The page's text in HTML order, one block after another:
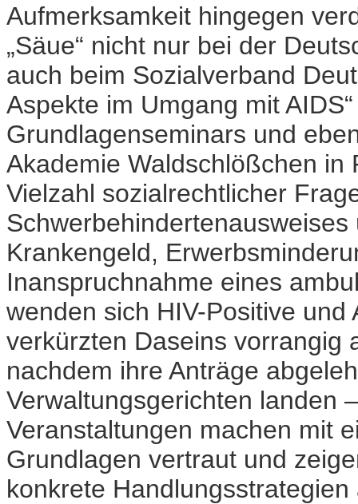
Aufmerksamkeit hingegen
„Säue“ nicht nur bei der
auch beim Sozialverband
Aspekte im Umgang mit
Grundlagenseminars und
Akademie Waldschlößchen
Vielzahl sozialrechtlicher
Krankengeld,
Inanspruchnahme eines
wenden sich HIV-Positive
verkürzten Daseins vorrangig
nachdem ihre Anträge
Verwaltungsgerichten landen
Veranstaltungen machen mit
Grundlagen vertraut und
konkrete Handlungsstrategien